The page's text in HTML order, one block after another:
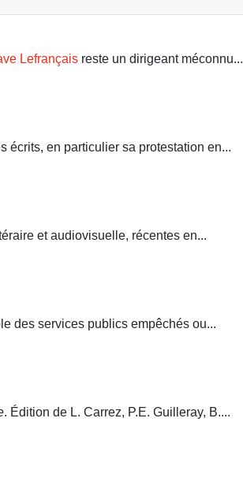
Lefrançais reste un dirigeant méconnu...
écrits, en particulier sa protestation en...
et audiovisuelle, récentes en...
des services publics empêchés ou...
. Édition de L. Carrez, P.E. Guilleray, B....